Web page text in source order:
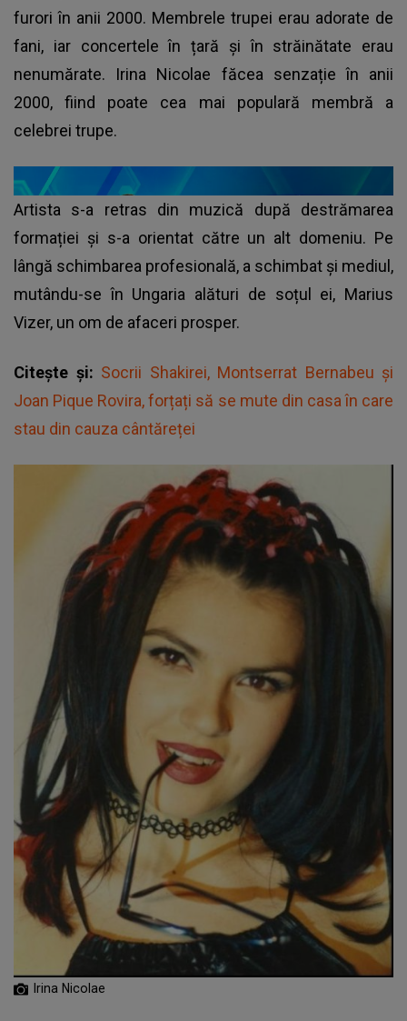
furori în anii 2000. Membrele trupei erau adorate de
fani, iar concertele în țară și în străinătate erau
nenumărate. Irina Nicolae făcea senzație în anii
2000, fiind poate cea mai populară membră a
celebrei trupe.
Artista s-a retras din muzică după destrămarea
formației și s-a orientat către un alt domeniu. Pe
lângă schimbarea profesională, a schimbat și mediul,
mutându-se în Ungaria alături de soțul ei, Marius
Vizer, un om de afaceri prosper.
Citește și: Socrii Shakirei, Montserrat Bernabeu și
Joan Pique Rovira, forțați să se mute din casa în care
stau din cauza cântăreței
Irina Nicolae